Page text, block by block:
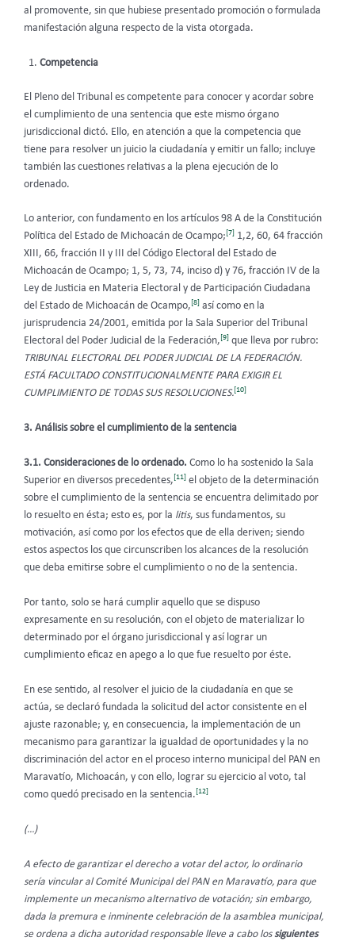
al promovente, sin que hubiese presentado promoción o formulada
manifestación alguna respecto de la vista otorgada.
Competencia
El Pleno del Tribunal es competente para conocer y acordar sobre
el cumplimiento de una sentencia que este mismo órgano
jurisdiccional dictó. Ello, en atención a que la competencia que
tiene para resolver un juicio la ciudadanía y emitir un fallo; incluye
también las cuestiones relativas a la plena ejecución de lo
ordenado.
Lo anterior, con fundamento en los artículos 98 A de la Constitución
Política del Estado de Michoacán de Ocampo;[7] 1,2, 60, 64 fracción
XIII, 66, fracción II y III del Código Electoral del Estado de
Michoacán de Ocampo; 1, 5, 73, 74, inciso d) y 76, fracción IV de la
Ley de Justicia en Materia Electoral y de Participación Ciudadana
del Estado de Michoacán de Ocampo,[8] así como en la
jurisprudencia 24/2001, emitida por la Sala Superior del Tribunal
Electoral del Poder Judicial de la Federación,[9] que lleva por rubro:
TRIBUNAL ELECTORAL DEL PODER JUDICIAL DE LA FEDERACIÓN.
ESTÁ FACULTADO CONSTITUCIONALMENTE PARA EXIGIR EL
CUMPLIMIENTO DE TODAS SUS RESOLUCIONES.[10]
3. Análisis sobre el cumplimiento de la sentencia
3.1. Consideraciones de lo ordenado. Como lo ha sostenido la Sala
Superior en diversos precedentes,[11] el objeto de la determinación
sobre el cumplimiento de la sentencia se encuentra delimitado por
lo resuelto en ésta; esto es, por la litis, sus fundamentos, su
motivación, así como por los efectos que de ella deriven; siendo
estos aspectos los que circunscriben los alcances de la resolución
que deba emitirse sobre el cumplimiento o no de la sentencia.
Por tanto, solo se hará cumplir aquello que se dispuso
expresamente en su resolución, con el objeto de materializar lo
determinado por el órgano jurisdiccional y así lograr un
cumplimiento eficaz en apego a lo que fue resuelto por éste.
En ese sentido, al resolver el juicio de la ciudadanía en que se
actúa, se declaró fundada la solicitud del actor consistente en el
ajuste razonable; y, en consecuencia, la implementación de un
mecanismo para garantizar la igualdad de oportunidades y la no
discriminación del actor en el proceso interno municipal del PAN en
Maravatío, Michoacán, y con ello, lograr su ejercicio al voto, tal
como quedó precisado en la sentencia.[12]
(…)
A efecto de garantizar el derecho a votar del actor, lo ordinario
sería vincular al Comité Municipal del PAN en Maravatío, para que
implemente un mecanismo alternativo de votación; sin embargo,
dada la premura e inminente celebración de la asamblea municipal,
se ordena a dicha autoridad responsable lleve a cabo lossiguientes